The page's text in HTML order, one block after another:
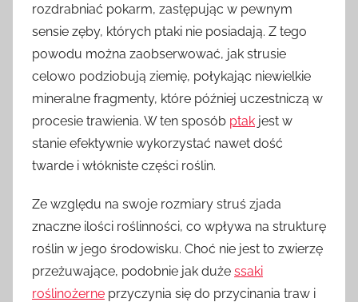
rozdrabniać pokarm, zastępując w pewnym
sensie zęby, których ptaki nie posiadają. Z tego
powodu można zaobserwować, jak strusie
celowo podziobują ziemię, połykając niewielkie
mineralne fragmenty, które później uczestniczą w
procesie trawienia. W ten sposób ptak jest w
stanie efektywnie wykorzystać nawet dość
twarde i włókniste części roślin.
Ze względu na swoje rozmiary struś zjada
znaczne ilości roślinności, co wpływa na strukturę
roślin w jego środowisku. Choć nie jest to zwierzę
przeżuwające, podobnie jak duże ssaki
roślinożerne przyczynia się do przycinania traw i